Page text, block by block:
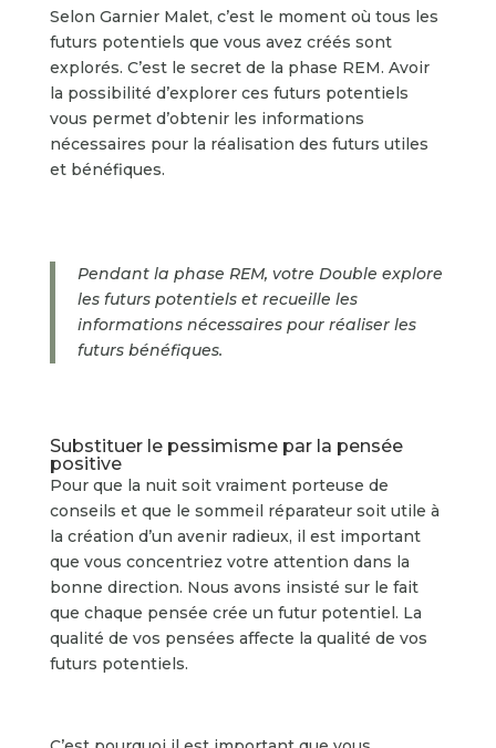
Selon Garnier Malet, c’est le moment où tous les
futurs potentiels que vous avez créés sont
explorés. C’est le secret de la phase REM. Avoir
la possibilité d’explorer ces futurs potentiels
vous permet d’obtenir les informations
nécessaires pour la réalisation des futurs utiles
et bénéfiques.
Pendant la phase REM, votre Double explore
les futurs potentiels et recueille les
informations nécessaires pour réaliser les
futurs bénéfiques.
Substituer le pessimisme par la pensée
positive
Pour que la nuit soit vraiment porteuse de
conseils et que le sommeil réparateur soit utile à
la création d’un avenir radieux, il est important
que vous concentriez votre attention dans la
bonne direction. Nous avons insisté sur le fait
que chaque pensée crée un futur potentiel. La
qualité de vos pensées affecte la qualité de vos
futurs potentiels.